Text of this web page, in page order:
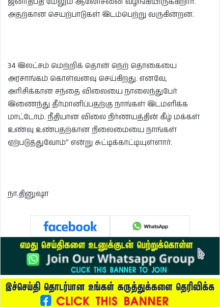
அதற்கான செயற்பாடுகள் இடம்பெற்று வருகின்றன.
34 இலட்சம் மெற்றிக் தொன் நெற் தொகையை
அரசாங்கம் கொள்வனவு செய்கிறது. எனவே,
அரிசிக்கான சந்தை விலையை நாலைந்துபேர்
இணைந்து தீர்மானிப்பதற்கு நாங்கள் இடமளிக்க
மாட்டோம். நீதியான விலை நிர்ணயத்தின் கீழ் மக்கள்
உண்வு உண்பதற்கான நிலைமையை நாங்கள்
ஏற்படுத்துவோம்’’ என்று சுட்டிக்காட்டியுள்ளார்.
நா.தினுஷா